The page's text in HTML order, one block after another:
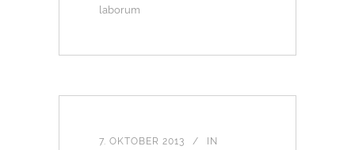
laborum
7. OKTOBER 2013 IN